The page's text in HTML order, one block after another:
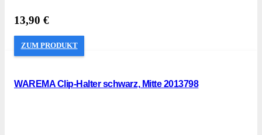
13,90 €
ZUM PRODUKT
WAREMA Clip-Halter schwarz, Mitte 2013798